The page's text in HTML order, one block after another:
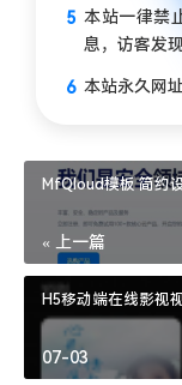
本站一律禁
息，访客发
本站永久网址
MfQloud模板 简约
« 上一篇
H5移动端在线影视
07-03